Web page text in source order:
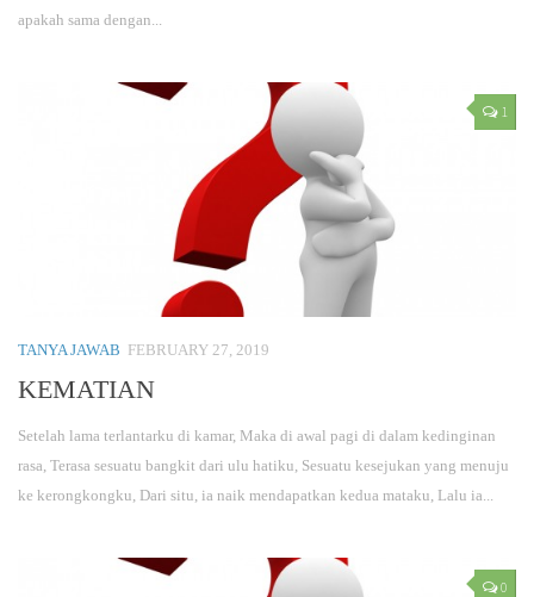
apakah sama dengan...
1
TANYA JAWAB FEBRUARY 27, 2019
KEMATIAN
Setelah lama terlantarku di kamar, Maka di awal pagi di dalam kedinginan
rasa, Terasa sesuatu bangkit dari ulu hatiku, Sesuatu kesejukan yang menuju
ke kerongkongku, Dari situ, ia naik mendapatkan kedua mataku, Lalu ia...
0